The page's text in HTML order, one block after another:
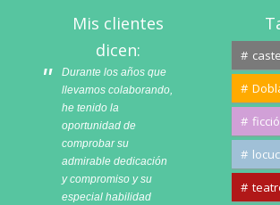
Mis clientes
dicen:
Durante los años que
llevamos colaborando,
he tenido la
oportunidad de
comprobar su
admirable dedicación
y compromiso y su
especial habilidad